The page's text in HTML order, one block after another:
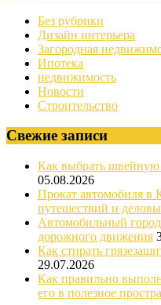
Без рубрики
Дизайн интерьера
Загородная
Ипотека
недвижимость
Новости
Строительство
Свежие записи
Как выбрать
05.08.2026
Прокат автомобиля в
путешествий и
Автомобильный
дорожного движения
Как стирать
29.07.2026
Как правильно
его в полезное